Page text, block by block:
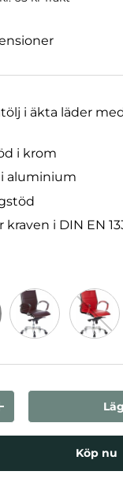
i äkta läder
i krom
aluminium
i DIN EN
kvantiteten
Köp nu